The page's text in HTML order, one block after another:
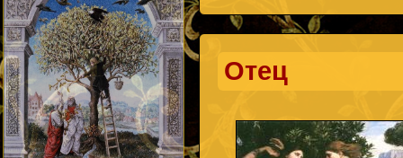
Отец